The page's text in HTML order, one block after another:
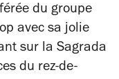
du groupe
avec sa jolie
sur la Sagrada
du rez-de-